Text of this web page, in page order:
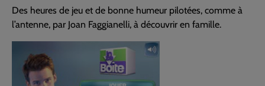
Des heures de jeu et de bonne humeur pilotées, comme à
l’antenne, par Joan Faggianelli, à découvrir en famille.